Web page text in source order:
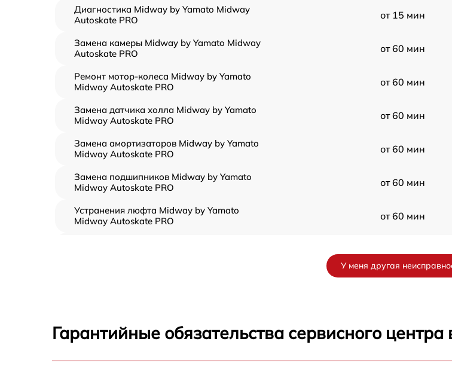
Диагностика Midway by Yamato Midway
Autoskate PRO
от 15 мин
Замена камеры Midway by Yamato Midway
Autoskate PRO
от 60 мин
Ремонт мотор-колеса Midway by Yamato
Midway Autoskate PRO
от 60 мин
Замена датчика холла Midway by Yamato
Midway Autoskate PRO
от 60 мин
Замена амортизаторов Midway by Yamato
Midway Autoskate PRO
от 60 мин
Замена подшипников Midway by Yamato
Midway Autoskate PRO
от 60 мин
Устранения люфта Midway by Yamato
Midway Autoskate PRO
от 60 мин
У меня другая
Гарантийные обязательства сервисного центра